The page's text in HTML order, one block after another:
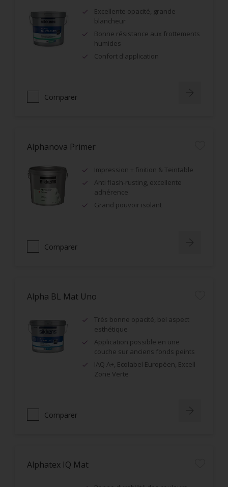
Excellente opacité, grande
blancheur
Bonne résistance aux frottements
humides
Confort d'application
Comparer
Alphanova Primer
Impression + finition & Teintable
Anti flash-rusting, excellente
adhérence
Grand pouvoir isolant
Comparer
Alpha BL Mat Uno
Très bonne opacité, bel aspect
esthétique
Application possible en une
couche sur anciens fonds peints
IAQ A+, Ecolabel Européen, Excell
Zone Verte
Comparer
Alphatex IQ Mat